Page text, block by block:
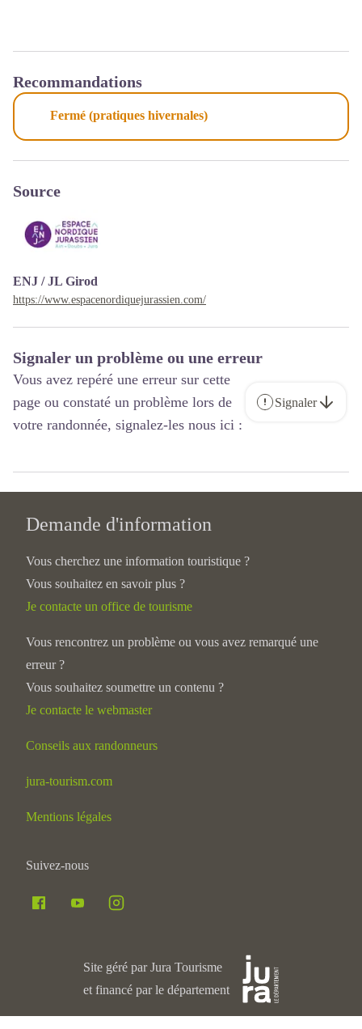
Recommandations
Fermé (pratiques hivernales)
Source
ENJ / JL Girod
https://www.espacenordiquejurassien.com/
Signaler un problème ou une erreur
Vous avez repéré une erreur sur cette
page ou constaté un problème lors de
votre randonnée, signalez-les nous ici :
Signaler
Demande d'information
Vous cherchez une information touristique ?
Vous souhaitez en savoir plus ?
Je contacte un office de tourisme
Vous rencontrez un problème ou vous avez remarqué une
erreur ?
Vous souhaitez soumettre un contenu ?
Je contacte le webmaster
Conseils aux randonneurs
jura-tourism.com
Mentions légales
Suivez-nous
Site géré par Jura Tourisme
et financé par le département